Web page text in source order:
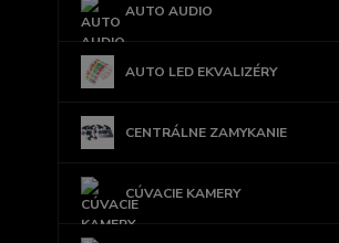
AUTO AUDIO
AUTO LED EKVALIZÉRY
CENTRÁLNE ZAMYKANIE
CÚVACIE KAMERY